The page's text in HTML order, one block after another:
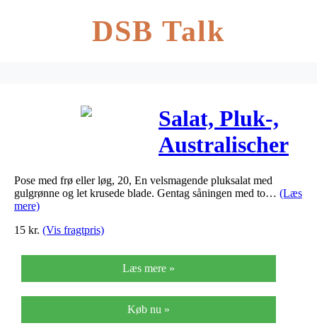
DSB Talk
Salat, Pluk-,
Australischer
Gele – Lactuca
sativa
Pose med frø eller løg, 20, En velsmagende pluksalat med
gulgrønne og let krusede blade. Gentag såningen med to… (Læs
mere)
15 kr. (Vis fragtpris)
Læs mere »
Køb nu »